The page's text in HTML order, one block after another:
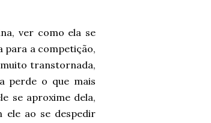
ver como ela se
a competição,
transtornada,
perde o que mais
se aproxime dela,
ele ao se despedir